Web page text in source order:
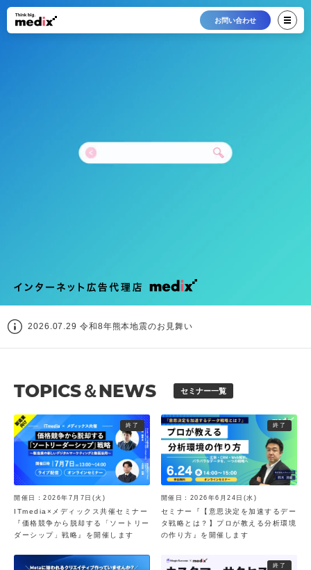
お問い合わせ
2026.07.29 令和8年熊本地震のお見舞い
TOPICS＆NEWS セミナー一覧
終了
開催日：2026年7月7日(火)
ITmedia×メディックス共催セミナー
『価格競争から脱却する「ソートリー
ダーシップ」戦略』を開催します
終了
開催日：2026年6月24日(水)
セミナー『【意思決定を加速するデー
タ戦略とは？】プロが教える分析環境
の作り方』を開催します
終了